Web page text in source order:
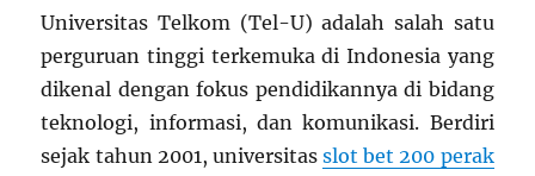
Universitas Telkom (Tel-U) adalah salah satu
perguruan tinggi terkemuka di Indonesia yang
dikenal dengan fokus pendidikannya di bidang
teknologi, informasi, dan komunikasi. Berdiri
sejak tahun 2001, universitasslot bet 200 perak